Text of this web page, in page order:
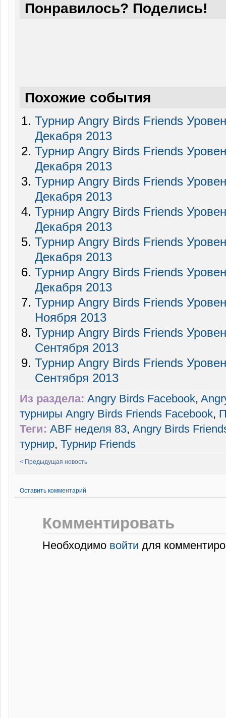
Понравилось? Поделись!
Похожие события
Турнир Angry Birds Friends
Декабря 2013
Турнир Angry Birds Friends
Декабря 2013
Турнир Angry Birds Friends
Декабря 2013
Турнир Angry Birds Friends
Декабря 2013
Турнир Angry Birds Friends
Декабря 2013
Турнир Angry Birds Friends
Декабря 2013
Турнир Angry Birds Friends
Ноября 2013
Турнир Angry Birds Friends
Сентября 2013
Турнир Angry Birds Friends
Сентября 2013
Из раздела: Angry Birds Facebook,
турниры Angry Birds Friends Facebook,
Теги: ABF неделя 83, Angry Birds
турнир, Турнир Friends
< Предыдущая новость
Оставить комментарий
Комментировать
Необходимо войти для